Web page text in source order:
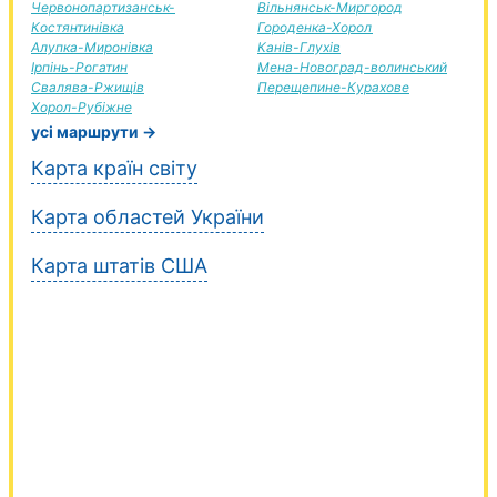
Червонопартизанськ-
Костянтинівка
Алупка-Миронівка
Ірпінь-Рогатин
Свалява-Ржищів
Хорол-Рубіжне
Вільнянськ-Миргород
Городенка-Хорол
Канів-Глухів
Мена-Новоград-волинський
Перещепине-Курахове
усі маршрути →
Карта країн світу
Карта областей України
Карта штатів США